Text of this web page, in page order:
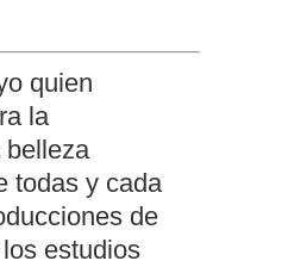
quien
la
belleza
todas y cada
de
estudios